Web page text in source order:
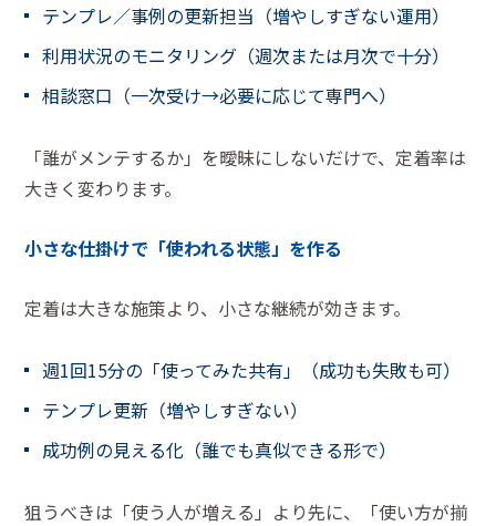
テンプレ／事例の更新担当（増やしすぎない運用）
利用状況のモニタリング（週次または月次で十分）
相談窓口（一次受け→必要に応じて専門へ）
「誰がメンテするか」を曖昧にしないだけで、定着率は
大きく変わります。
小さな仕掛けで「使われる状態」を作る
定着は大きな施策より、小さな継続が効きます。
週1回15分の「使ってみた共有」（成功も失敗も可）
テンプレ更新（増やしすぎない）
成功例の見える化（誰でも真似できる形で）
狙うべきは「使う人が増える」より先に、「使い方が揃